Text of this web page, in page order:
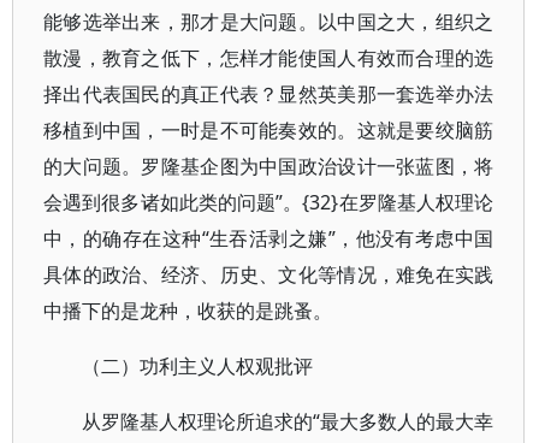
能够选举出来，那才是大问题。以中国之大，组织之
散漫，教育之低下，怎样才能使国人有效而合理的选
择出代表国民的真正代表？显然英美那一套选举办法
移植到中国，一时是不可能奏效的。这就是要绞脑筋
的大问题。罗隆基企图为中国政治设计一张蓝图，将
会遇到很多诸如此类的问题”。{32}在罗隆基人权理论
中，的确存在这种“生吞活剥之嫌”，他没有考虑中国
具体的政治、经济、历史、文化等情况，难免在实践
中播下的是龙种，收获的是跳蚤。
（二）功利主义人权观批评
从罗隆基人权理论所追求的“最大多数人的最大幸